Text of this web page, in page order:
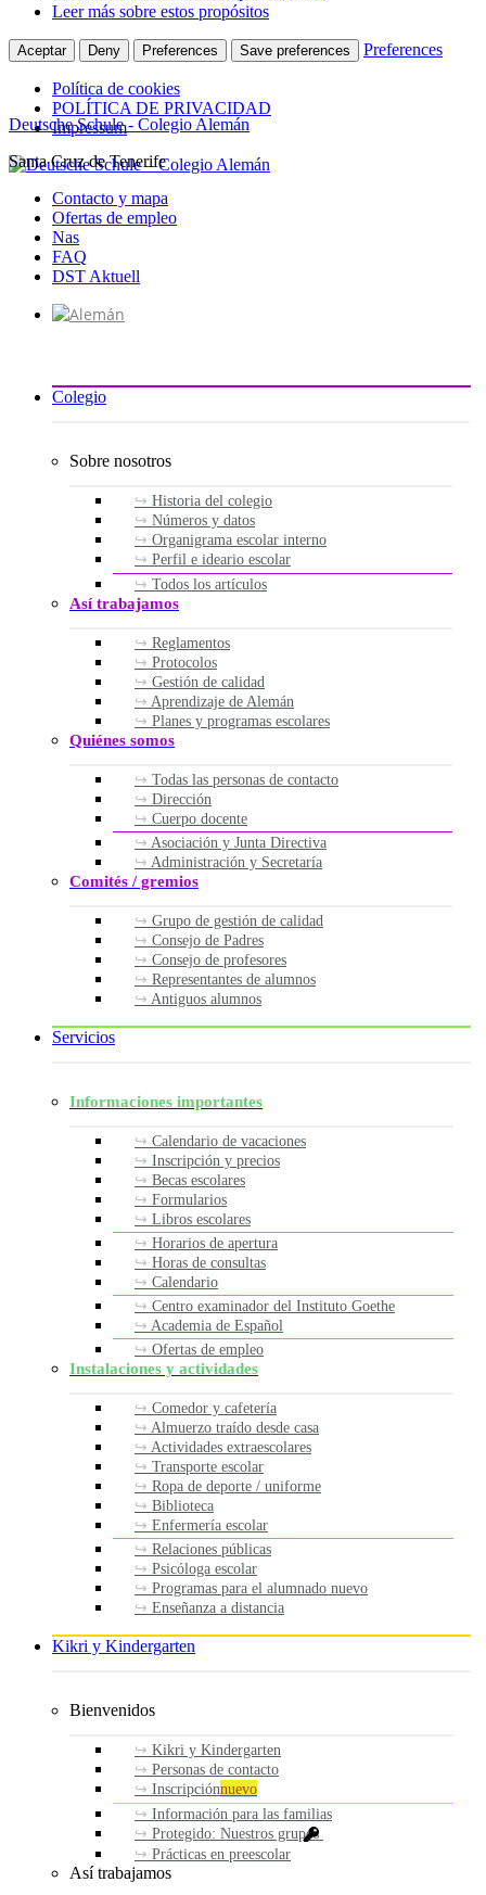
Leer más sobre estos propósitos
Aceptar Deny Preferences Save preferences Preferences
Política de cookies
POLÍTICA DE PRIVACIDAD
Impressum
Ir
contenido
Deutsche Schule - Colegio Alemán
Santa Cruz de Tenerife
Contacto y mapa
Ofertas de empleo
Nas
FAQ
DST Aktuell
Colegio
Sobre nosotros
Historia del colegio
Números y datos
Organigrama escolar interno
Perfil e ideario escolar
Todos los artículos
Así trabajamos
Reglamentos
Protocolos
Gestión de calidad
Aprendizaje de Alemán
Planes y programas escolares
Quiénes somos
Todas las personas de contacto
Dirección
Cuerpo docente
Asociación y Junta Directiva
Administración y Secretaría
Comités / gremios
Grupo de gestión de calidad
Consejo de Padres
Consejo de profesores
Representantes de alumnos
Antiguos alumnos
Servicios
Informaciones importantes
Calendario de vacaciones
Inscripción y precios
Becas escolares
Formularios
Libros escolares
Horarios de apertura
Horas de consultas
Calendario
Centro examinador del Instituto Goethe
Academia de Español
Ofertas de empleo
Instalaciones y actividades
Comedor y cafetería
Almuerzo traído desde casa
Actividades extraescolares
Transporte escolar
Ropa de deporte / uniforme
Biblioteca
Enfermería escolar
Relaciones públicas
Psicóloga escolar
Programas para el alumnado nuevo
Enseñanza a distancia
Kikri y Kindergarten
Bienvenidos
Kikri y Kindergarten
Personas de contacto
Inscripciónnuevo
Información para las familias
Protegido: Nuestros grupos
Prácticas en preescolar
Así trabajamos